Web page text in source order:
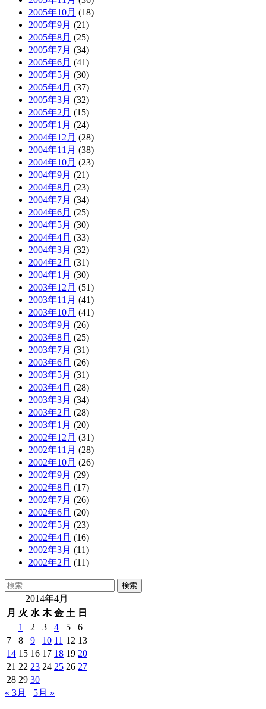
2005年10月 (18)
2005年9月 (21)
2005年8月 (25)
2005年7月 (34)
2005年6月 (41)
2005年5月 (30)
2005年4月 (37)
2005年3月 (32)
2005年2月 (15)
2005年1月 (24)
2004年12月 (28)
2004年11月 (38)
2004年10月 (23)
2004年9月 (21)
2004年8月 (23)
2004年7月 (34)
2004年6月 (25)
2004年5月 (30)
2004年4月 (33)
2004年3月 (32)
2004年2月 (31)
2004年1月 (30)
2003年12月 (51)
2003年11月 (41)
2003年10月 (41)
2003年9月 (26)
2003年8月 (25)
2003年7月 (31)
2003年6月 (26)
2003年5月 (31)
2003年4月 (28)
2003年3月 (34)
2003年2月 (28)
2003年1月 (20)
2002年12月 (31)
2002年11月 (28)
2002年10月 (26)
2002年9月 (29)
2002年8月 (17)
2002年7月 (26)
2002年6月 (20)
2002年5月 (23)
2002年4月 (16)
2002年3月 (11)
2002年2月 (11)
検
2014年4月
月 火 水 木 金 土 日
1
2 3 4 5
6
7
8 9 10 11 12 13
14 15 16 17 18 19 20
21 22 23 24 25 26 27
28 29 30
« 3月
5月 »